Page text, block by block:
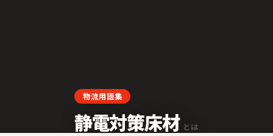
物流用語集
静電対策床材 とは